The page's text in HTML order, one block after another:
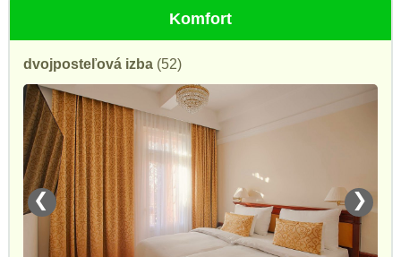
Komfort
dvojposteľová izba (52)
❮ ❯